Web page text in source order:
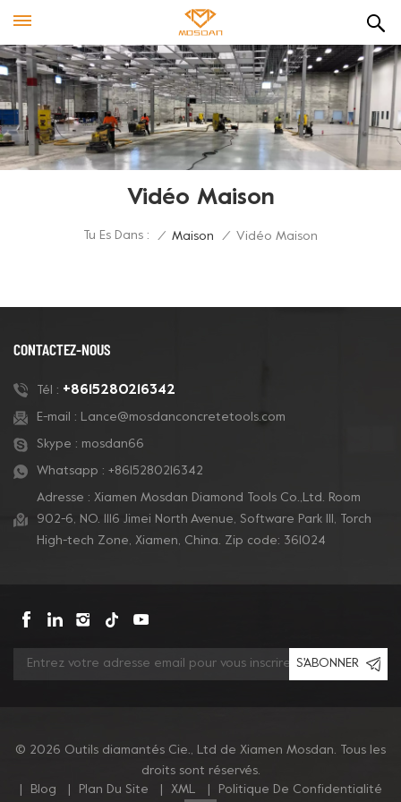
Vidéo Maison
Tu Es Dans : / Maison / Vidéo Maison
CONTACTEZ-NOUS
Tél : +8615280216342
E-mail : Lance@mosdanconcretetools.com
Skype : mosdan66
Whatsapp : +8615280216342
Adresse : Xiamen Mosdan Diamond Tools Co.,Ltd. Room
902-6, NO. 1116 Jimei North Avenue, Software Park Ill, Torch
High-tech Zone, Xiamen, China. Zip code: 361024
S'ABONNER
© 2026 Outils diamantés Cie., Ltd de Xiamen Mosdan. Tous les
droits sont réservés.
Blog Plan Du Site XML Politique De Confidentialité